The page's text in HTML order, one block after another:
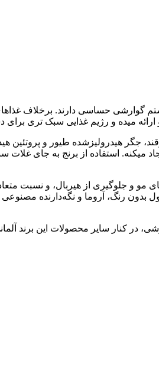
گوارشی حساسی دارند. برخلاف
میده و رژیم غذایی سبک‌ تری
ذرت کامل، فیبر چغندرقند، جگر هیدرولیزشده
حساس گربه ایجاد میکنه. استفاده از برنج به‌
این محصول بدون رنگ، آروما و
گوارشی، در کنار سایر محصولات این